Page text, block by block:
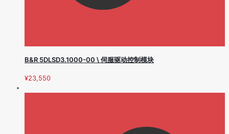
B&R 5DLSD3.1000-00 \ 伺服驱动控制模块
¥23,550